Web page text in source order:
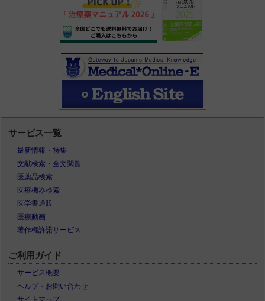
サービス一覧
最新情報・特集
文献検索・全文閲覧
医薬品検索
医療機器検索
医学書通販
医療動画
著作権許諾サービス
ご利用ガイド
サービス概要
ヘルプ・お問い合わせ
サイトマップ